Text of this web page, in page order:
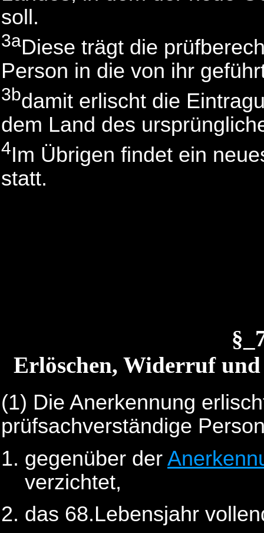
soll.
3aDiese trägt die
Person in die von ihr
3bdamit erlischt die
dem Land des
4Im Übrigen findet ein
statt.
Erlöschen, Widerruf
(1) Die Anerkennung
prüfsachverständige
gegenüber der
verzichtet,
das 68.Lebensjahr